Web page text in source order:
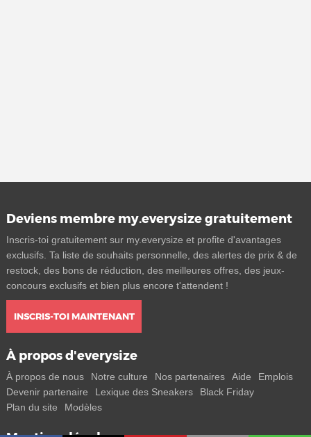
Deviens membre my.everysize gratuitement
Inscris-toi gratuitement sur my.everysize et profite d'avantages
exclusifs. Ta liste de souhaits personnelle, des alertes de prix & de
restock, des bons de réduction, des meilleures offres, des jeux-
concours exclusifs et bien plus encore t'attendent !
INSCRIS-TOI MAINTENANT
À propos d'everysize
À propos de nous Notre culture Nos partenaires Aide
Emplois
Devenir partenaire
Lexique des Sneakers
Black Friday
Plan du site
Modèles